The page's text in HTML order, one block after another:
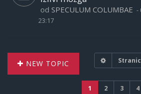
od SPECULUM COLUMBAE -
23:17
NEW TOPIC
1 2 3 4